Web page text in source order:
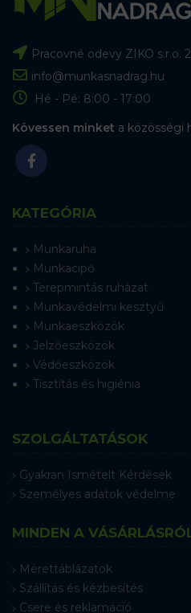
Pracovné odevy ZIKO s.r.o.
info@munkasnadrag.hu
Hé - Pé: 8:00 - 17:00
Kövessen minket a közösségi
KATEGÓRIA
Munkaruha
Munkacipő
Terepmintás ruházat
Munkavédelmi kesztyű
Munkaeszközök
Jelzőeszközök
Védőeszközök
Tisztítás és higiénia
SZOLGÁLTATÁSOK
Gyakran Ismételt Kérdések
Személyes adatok védelme
MINDEN A
Mérettáblázatok
Szállítás és kézbesítés
Csere és reklamáció